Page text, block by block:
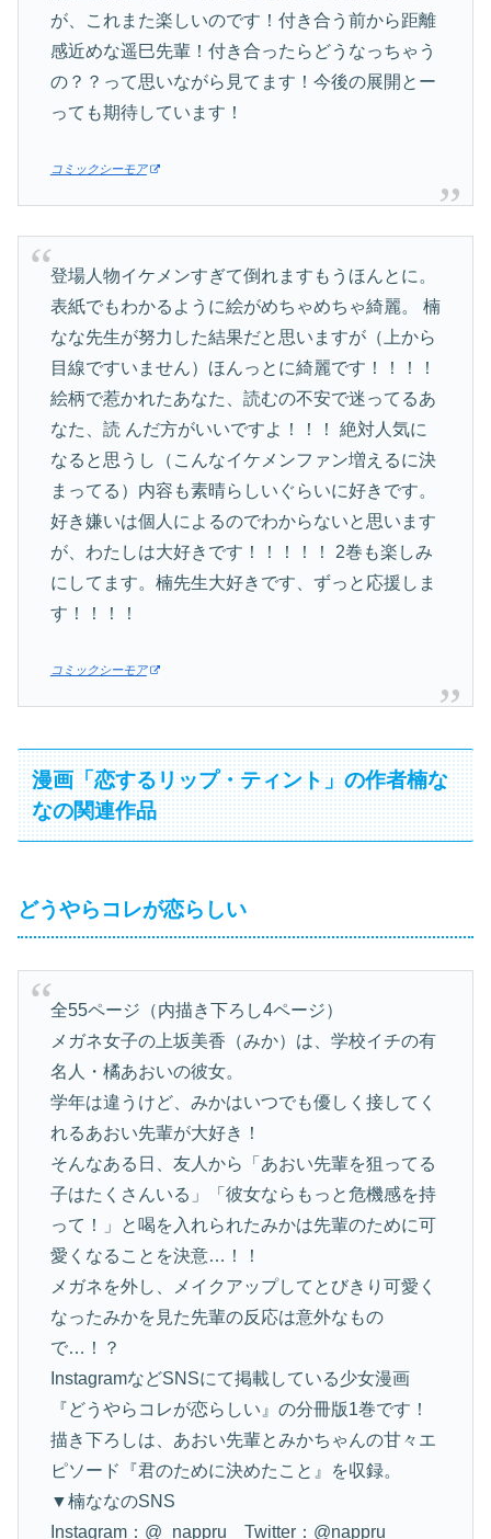
が、これまた楽しいのです！付き合う前から距離
感近めな遥巳先輩！付き合ったらどうなっちゃう
の？？って思いながら見てます！今後の展開とー
っても期待しています！
コミックシーモア
登場人物イケメンすぎて倒れますもうほんとに。
表紙でもわかるように絵がめちゃめちゃ綺麗。 楠
なな先生が努力した結果だと思いますが（上から
目線ですいません）ほんっとに綺麗です！！！！
絵柄で惹かれたあなた、読むの不安で迷ってるあ
なた、読 んだ方がいいですよ！！！ 絶対人気に
なると思うし（こんなイケメンファン増えるに決
まってる）内容も素晴らしいぐらいに好きです。
好き嫌いは個人によるのでわからないと思います
が、わたしは大好きです！！！！！ 2巻も楽しみ
にしてます。楠先生大好きです、ずっと応援しま
す！！！！
コミックシーモア
漫画「恋するリップ・ティント」の作者楠な
なの関連作品
どうやらコレが恋らしい
全55ページ（内描き下ろし4ページ）
メガネ女子の上坂美香（みか）は、学校イチの有
名人・橘あおいの彼女。
学年は違うけど、みかはいつでも優しく接してく
れるあおい先輩が大好き！
そんなある日、友人から「あおい先輩を狙ってる
子はたくさんいる」「彼女ならもっと危機感を持
って！」と喝を入れられたみかは先輩のために可
愛くなることを決意…！！
メガネを外し、メイクアップしてとびきり可愛く
なったみかを見た先輩の反応は意外なもの
で…！？
InstagramなどSNSにて掲載している少女漫画
『どうやらコレが恋らしい』の分冊版1巻です！
描き下ろしは、あおい先輩とみかちゃんの甘々エ
ピソード『君のために決めたこと』を収録。
▼楠ななのSNS
Instagram：@_nappru Twitter：@nappru_